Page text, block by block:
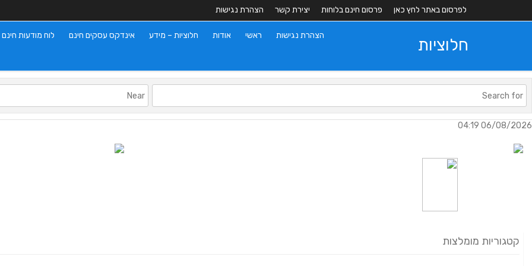
לפרסום באתר לחץ כאן פרסום חינם בלוחות יצירת קשר הצהרת נגישות
חלוציות לוח מודעות חינם אינדקס עסקים חינם חלוציות – מידע אודות ראשי הצהרת נגישות
06/08/2026 04:19
קטגוריות מומלצות